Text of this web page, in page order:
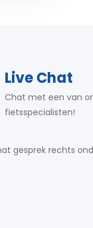
Live Chat
Chat met een van
fietsspecialisten!
gesprek rechts